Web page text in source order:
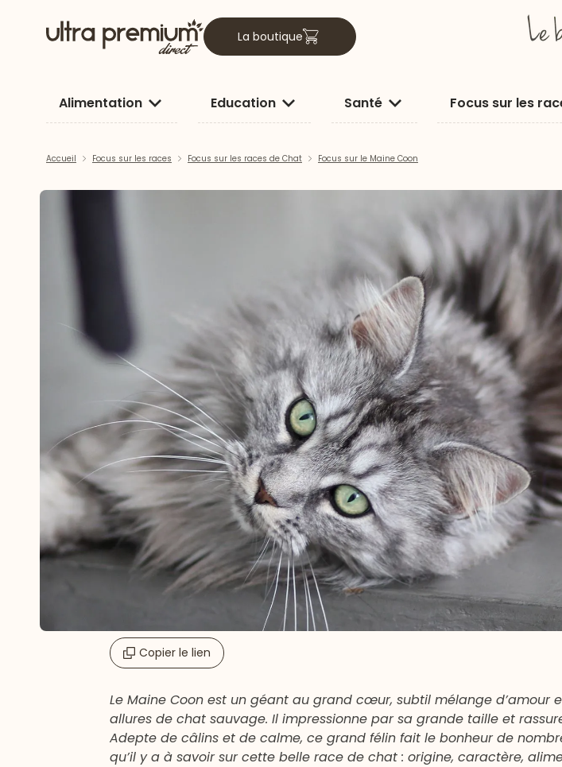
La boutique
Alimentation Education Santé Focus sur les
Accueil Focus sur les races Focus sur les races de Chat Focus sur le Maine Coon
Copier le lien
Le Maine Coon est un géant au grand cœur, subtil mélange d’amour
allures de chat sauvage. Il impressionne par sa grande taille et
Adepte de câlins et de calme, ce grand félin fait le bonheur de
qu’il y a à savoir sur cette belle race de chat : origine, caractère,